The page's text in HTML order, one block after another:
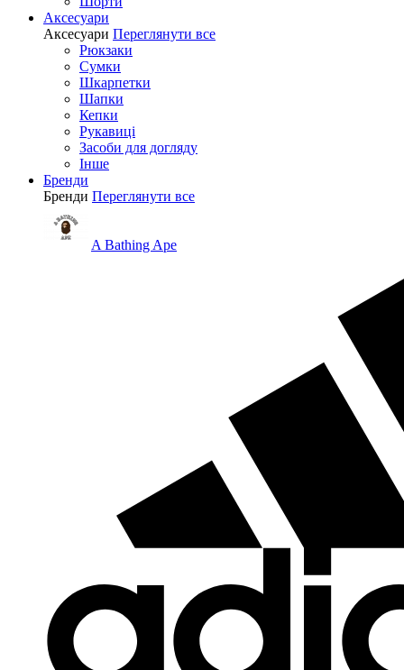
Аксесуари
Аксесуари Переглянути все
Рюкзаки
Сумки
Шкарпетки
Шапки
Кепки
Рукавиці
Засоби для догляду
Інше
Бренди
Бренди Переглянути все
A Bathing Ape